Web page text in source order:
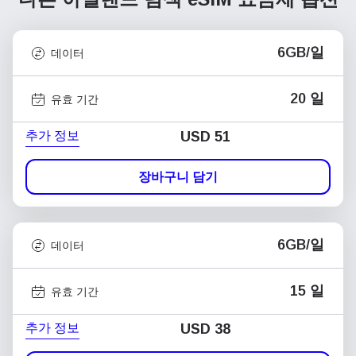
데이터 6GB/일
유효 기간 20 일
추가 정보 USD 51
장바구니 담기
데이터 6GB/일
유효 기간 15 일
추가 정보 USD 38